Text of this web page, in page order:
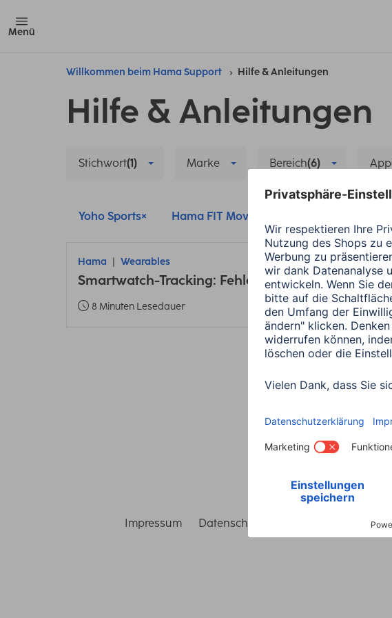
Menü
Willkommen beim Hama Support Hilfe & Anleitungen
Hilfe & Anleitungen
Stichwort(1) Marke Bereich(6) App
Yoho Sports Hama FIT Move
Hama Wearables
Smartwatch-Tracking: Fehler bei Energiesparen
8 Minuten Lesedauer
Impressum Datenschutz